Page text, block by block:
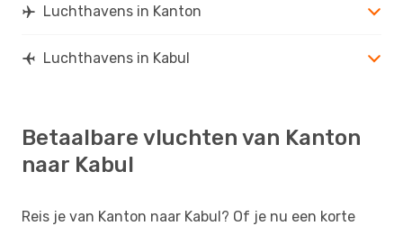
Luchthavens in Kanton
Luchthavens in Kabul
Betaalbare vluchten van Kanton
naar Kabul
Reis je van Kanton naar Kabul? Of je nu een korte